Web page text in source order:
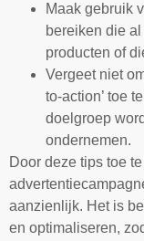
Maak gebruik
bereiken die
producten of
Vergeet niet
to-action’ toe
doelgroep
ondernemen.
Door deze tips toe
aanzienlijk. Het is
en optimaliseren,